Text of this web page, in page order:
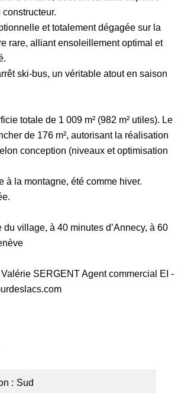
et totalement dégagée sur la
rare, alliant ensoleillement optimal et
ski-bus, un véritable atout en saison
totale de 1 009 m² (982 m² utiles). Le
de 176 m², autorisant la réalisation
conception (niveaux et optimisation
à la montagne, été comme hiver.
village, à 40 minutes d’Annecy, à 60
SERGENT Agent commercial EI -
Sud